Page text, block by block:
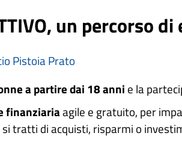
un percorso
Pistoia Prato
a partire dai 18 anni e la
finanziariaagile e gratuito, per
si tratti di acquisti, risparmi o